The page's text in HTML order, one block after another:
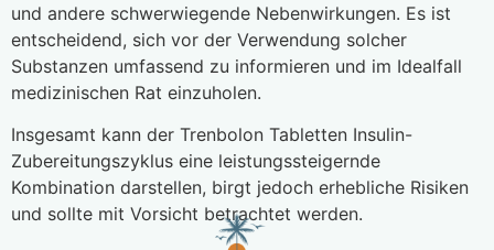
und andere schwerwiegende Nebenwirkungen. Es ist
entscheidend, sich vor der Verwendung solcher
Substanzen umfassend zu informieren und im Idealfall
medizinischen Rat einzuholen.
Insgesamt kann der Trenbolon Tabletten Insulin-
Zubereitungszyklus eine leistungssteigernde
Kombination darstellen, birgt jedoch erhebliche Risiken
und sollte mit Vorsicht betrachtet werden.